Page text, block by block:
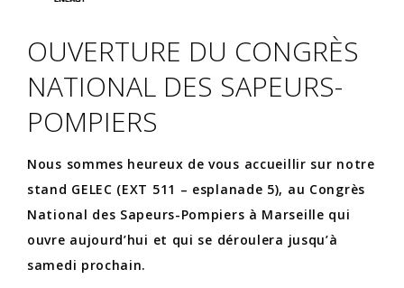
OUVERTURE DU CONGRÈS
NATIONAL DES SAPEURS-
POMPIERS
Nous sommes heureux de vous accueillir sur notre
stand GELEC (EXT 511 – esplanade 5), au Congrès
National des Sapeurs-Pompiers à Marseille qui
ouvre aujourd’hui et qui se déroulera jusqu’à
samedi prochain.